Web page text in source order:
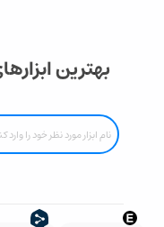
بهترین